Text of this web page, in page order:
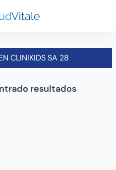
CLINIKIDS SA 28
resultados